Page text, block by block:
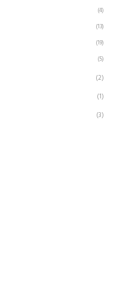
(4)
(13)
(19)
(5)
(2)
(1)
(3)